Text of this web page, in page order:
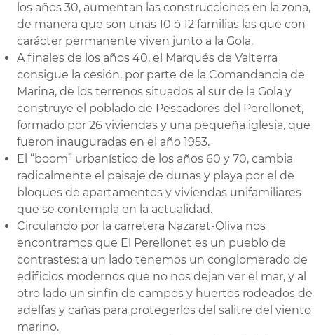
los años 30, aumentan las construcciones en la zona,
de manera que son unas 10 ó 12 familias las que con
carácter permanente viven junto a la Gola.
A finales de los años 40, el Marqués de Valterra
consigue la cesión, por parte de la Comandancia de
Marina, de los terrenos situados al sur de la Gola y
construye el poblado de Pescadores del Perellonet,
formado por 26 viviendas y una pequeña iglesia, que
fueron inauguradas en el año 1953.
El “boom” urbanístico de los años 60 y 70, cambia
radicalmente el paisaje de dunas y playa por el de
bloques de apartamentos y viviendas unifamiliares
que se contempla en la actualidad.
Circulando por la carretera Nazaret-Oliva nos
encontramos que El Perellonet es un pueblo de
contrastes: a un lado tenemos un conglomerado de
edificios modernos que no nos dejan ver el mar, y al
otro lado un sinfín de campos y huertos rodeados de
adelfas y cañas para protegerlos del salitre del viento
marino.